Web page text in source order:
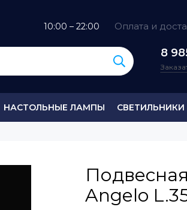
10:00 – 22:00 Оплата и
8
НАСТОЛЬНЫЕ ЛАМПЫ СВЕТИЛЬНИКИ
Angelo